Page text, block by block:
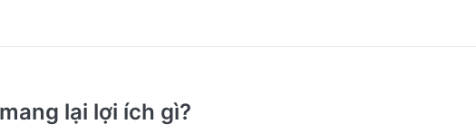
lại lợi ích gì?